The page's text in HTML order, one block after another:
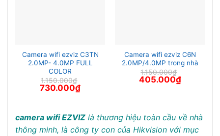
Camera wifi ezviz C3TN
2.0MP- 4.0MP FULL
COLOR
1.150.000₫
Giá
gốc
730.000₫Giá
730.000₫.
Camera wifi ezviz C6N
2.0MP/4.0MP trong nhà
1.150.000₫
Giá
gốc
405.000₫Giá
hiện
camera wifi EZVIZ là thương hiệu toàn cầu về nhà
thông minh, là công ty con của Hikvision với mục